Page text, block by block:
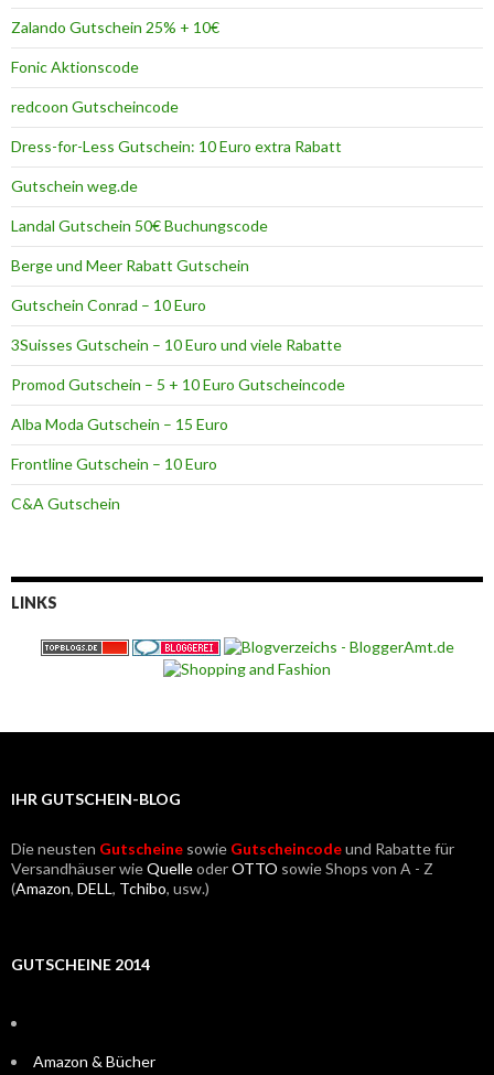
n
b
i
e
t
e
r
Zalando Gutschein 25% + 10€
Fonic Aktionscode
redcoon Gutscheincode
Dress-for-Less Gutschein: 10 Euro extra Rabatt
Gutschein weg.de
Landal Gutschein 50€ Buchungscode
Berge und Meer Rabatt Gutschein
Gutschein Conrad – 10 Euro
3Suisses Gutschein – 10 Euro und viele Rabatte
Promod Gutschein – 5 + 10 Euro Gutscheincode
Alba Moda Gutschein – 15 Euro
Frontline Gutschein – 10 Euro
C&A Gutschein
LINKS
IHR GUTSCHEIN-BLOG
Die neusten Gutscheine sowie Gutscheincodeund Rabatte für
Versandhäuser wieQuelleoderOTTO sowie Shops von A - Z
(Amazon, DELL, Tchibo, usw.)
GUTSCHEINE 2014
Amazon & Bücher